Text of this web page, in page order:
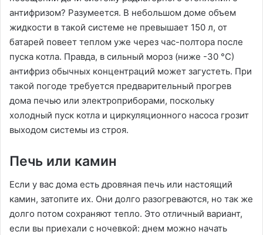
антифризом? Разумеется. В небольшом доме объем
жидкости в такой системе не превышает 150 л, от
батарей повеет теплом уже через час-полтора после
пуска котла. Правда, в сильный мороз (ниже -30 °С)
антифриз обычных концентраций может загустеть. При
такой погоде требуется предварительный прогрев
дома печью или электроприборами, поскольку
холодный пуск котла и циркуляционного насоса грозит
выходом системы из строя.
Печь или камин
Если у вас дома есть дровяная печь или настоящий
камин, затопите их. Они долго разогреваются, но так же
долго потом сохраняют тепло. Это отличный вариант,
если вы приехали с ночевкой: днем можно начать